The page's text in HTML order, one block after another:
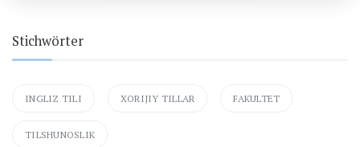
Stichwörter
INGLIZ TILI XORIJIY TILLAR FAKULTET
TILSHUNOSLIK